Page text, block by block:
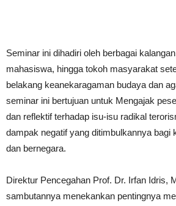
Seminar ini dihadiri oleh berbagai
mahasiswa, hingga tokoh masyarakat
belakang keanekaragaman budaya dan
seminar ini bertujuan untuk Mengajak
dan reflektif terhadap isu-isu radikal
dampak negatif yang ditimbulkannya bagi
dan bernegara.
Direktur Pencegahan Prof. Dr. Irfan Idris,
sambutannya menekankan pentingnya